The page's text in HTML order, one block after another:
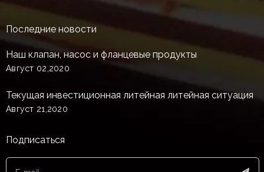
Последние новости
Наш клапан, насос и фланцевые продукты
Август 02,2020
Текущая инвестиционная литейная литейная ситуация
Август 21,2020
Подписаться